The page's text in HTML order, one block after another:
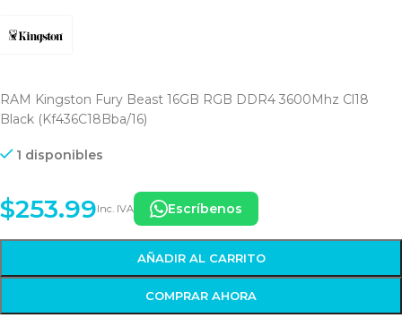
RAM Kingston Fury Beast 16GB RGB DDR4 3600Mhz Cl18
Black (Kf436C18Bba/16)
1 disponibles
$253.99Inc. IVA Escríbenos
AÑADIR AL CARRITO
COMPRAR AHORA